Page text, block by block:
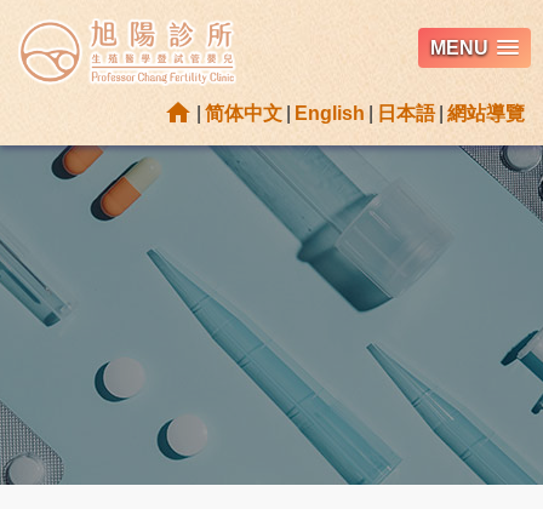
home | 简体中文 | English | 日本語| 網站導覽
MENU